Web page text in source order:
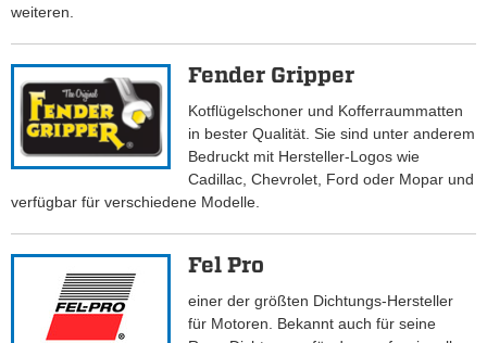
weiteren.
Fender Gripper
Kotflügelschoner und Kofferraummatten
in bester Qualität. Sie sind unter anderem
Bedruckt mit Hersteller-Logos wie
Cadillac, Chevrolet, Ford oder Mopar und
verfügbar für verschiedene Modelle.
Fel Pro
einer der größten Dichtungs-Hersteller
für Motoren. Bekannt auch für seine